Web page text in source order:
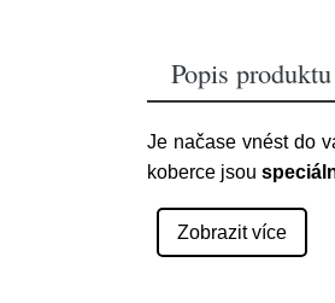
Popis produktu
Je načase vnést do
koberce jsou
Zobrazit více